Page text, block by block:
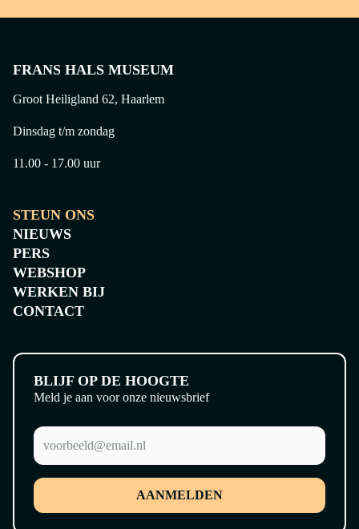
FRANS HALS MUSEUM
Groot Heiligland 62, Haarlem
Dinsdag t/m zondag
11.00 - 17.00 uur
STEUN ONS
NIEUWS
PERS
WEBSHOP
WERKEN BIJ
CONTACT
BLIJF OP DE HOOGTE
Meld je aan voor onze nieuwsbrief
AANMELDEN